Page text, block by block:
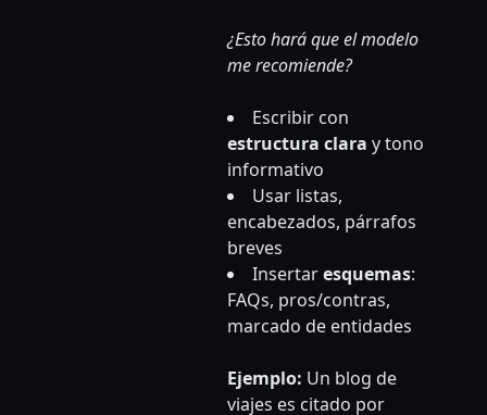
¿Esto hará que el modelo
me recomiende?
Escribir con
estructura clara y tono
informativo
Usar listas,
encabezados, párrafos
breves
Insertaresquemas:
FAQs, pros/contras,
marcado de entidades
Ejemplo: Un blog de
viajes es citado por